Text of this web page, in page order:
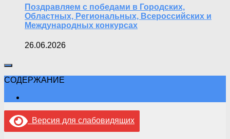
Поздравляем с победами в Городских,
Областных, Региональных, Всероссийских и
Международных конкурсах
26.06.2026
СОДЕРЖАНИЕ
Версия для слабовидящих